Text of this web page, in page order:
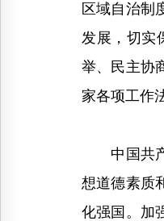
区域自治制
发展，切实
举、民主协
家各项工作
中国共产
想道德素质
化强国。加